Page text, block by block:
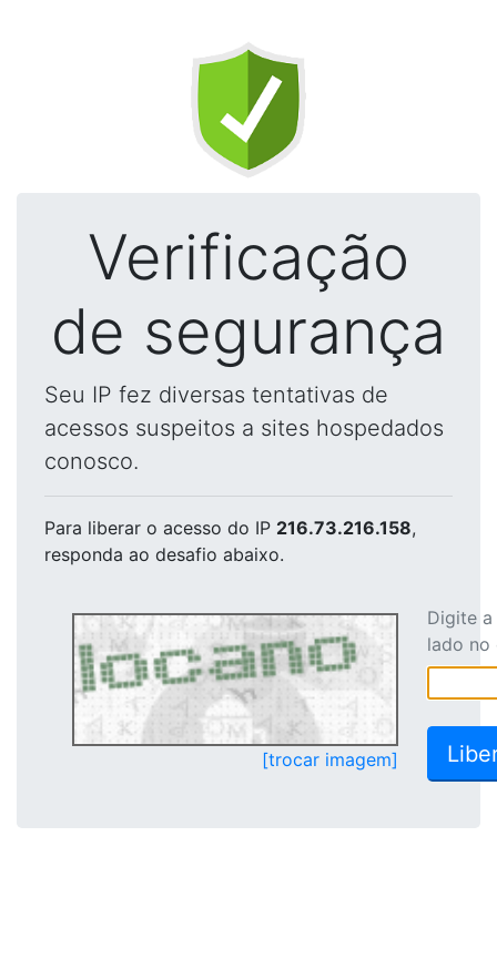
Verificação
de segurança
Seu IP fez diversas tentativas de
acessos suspeitos a sites hospedados
conosco.
Para liberar o acesso do IP 216.73.216.158,
responda ao desafio abaixo.
[trocar imagem]
Digite
lado no